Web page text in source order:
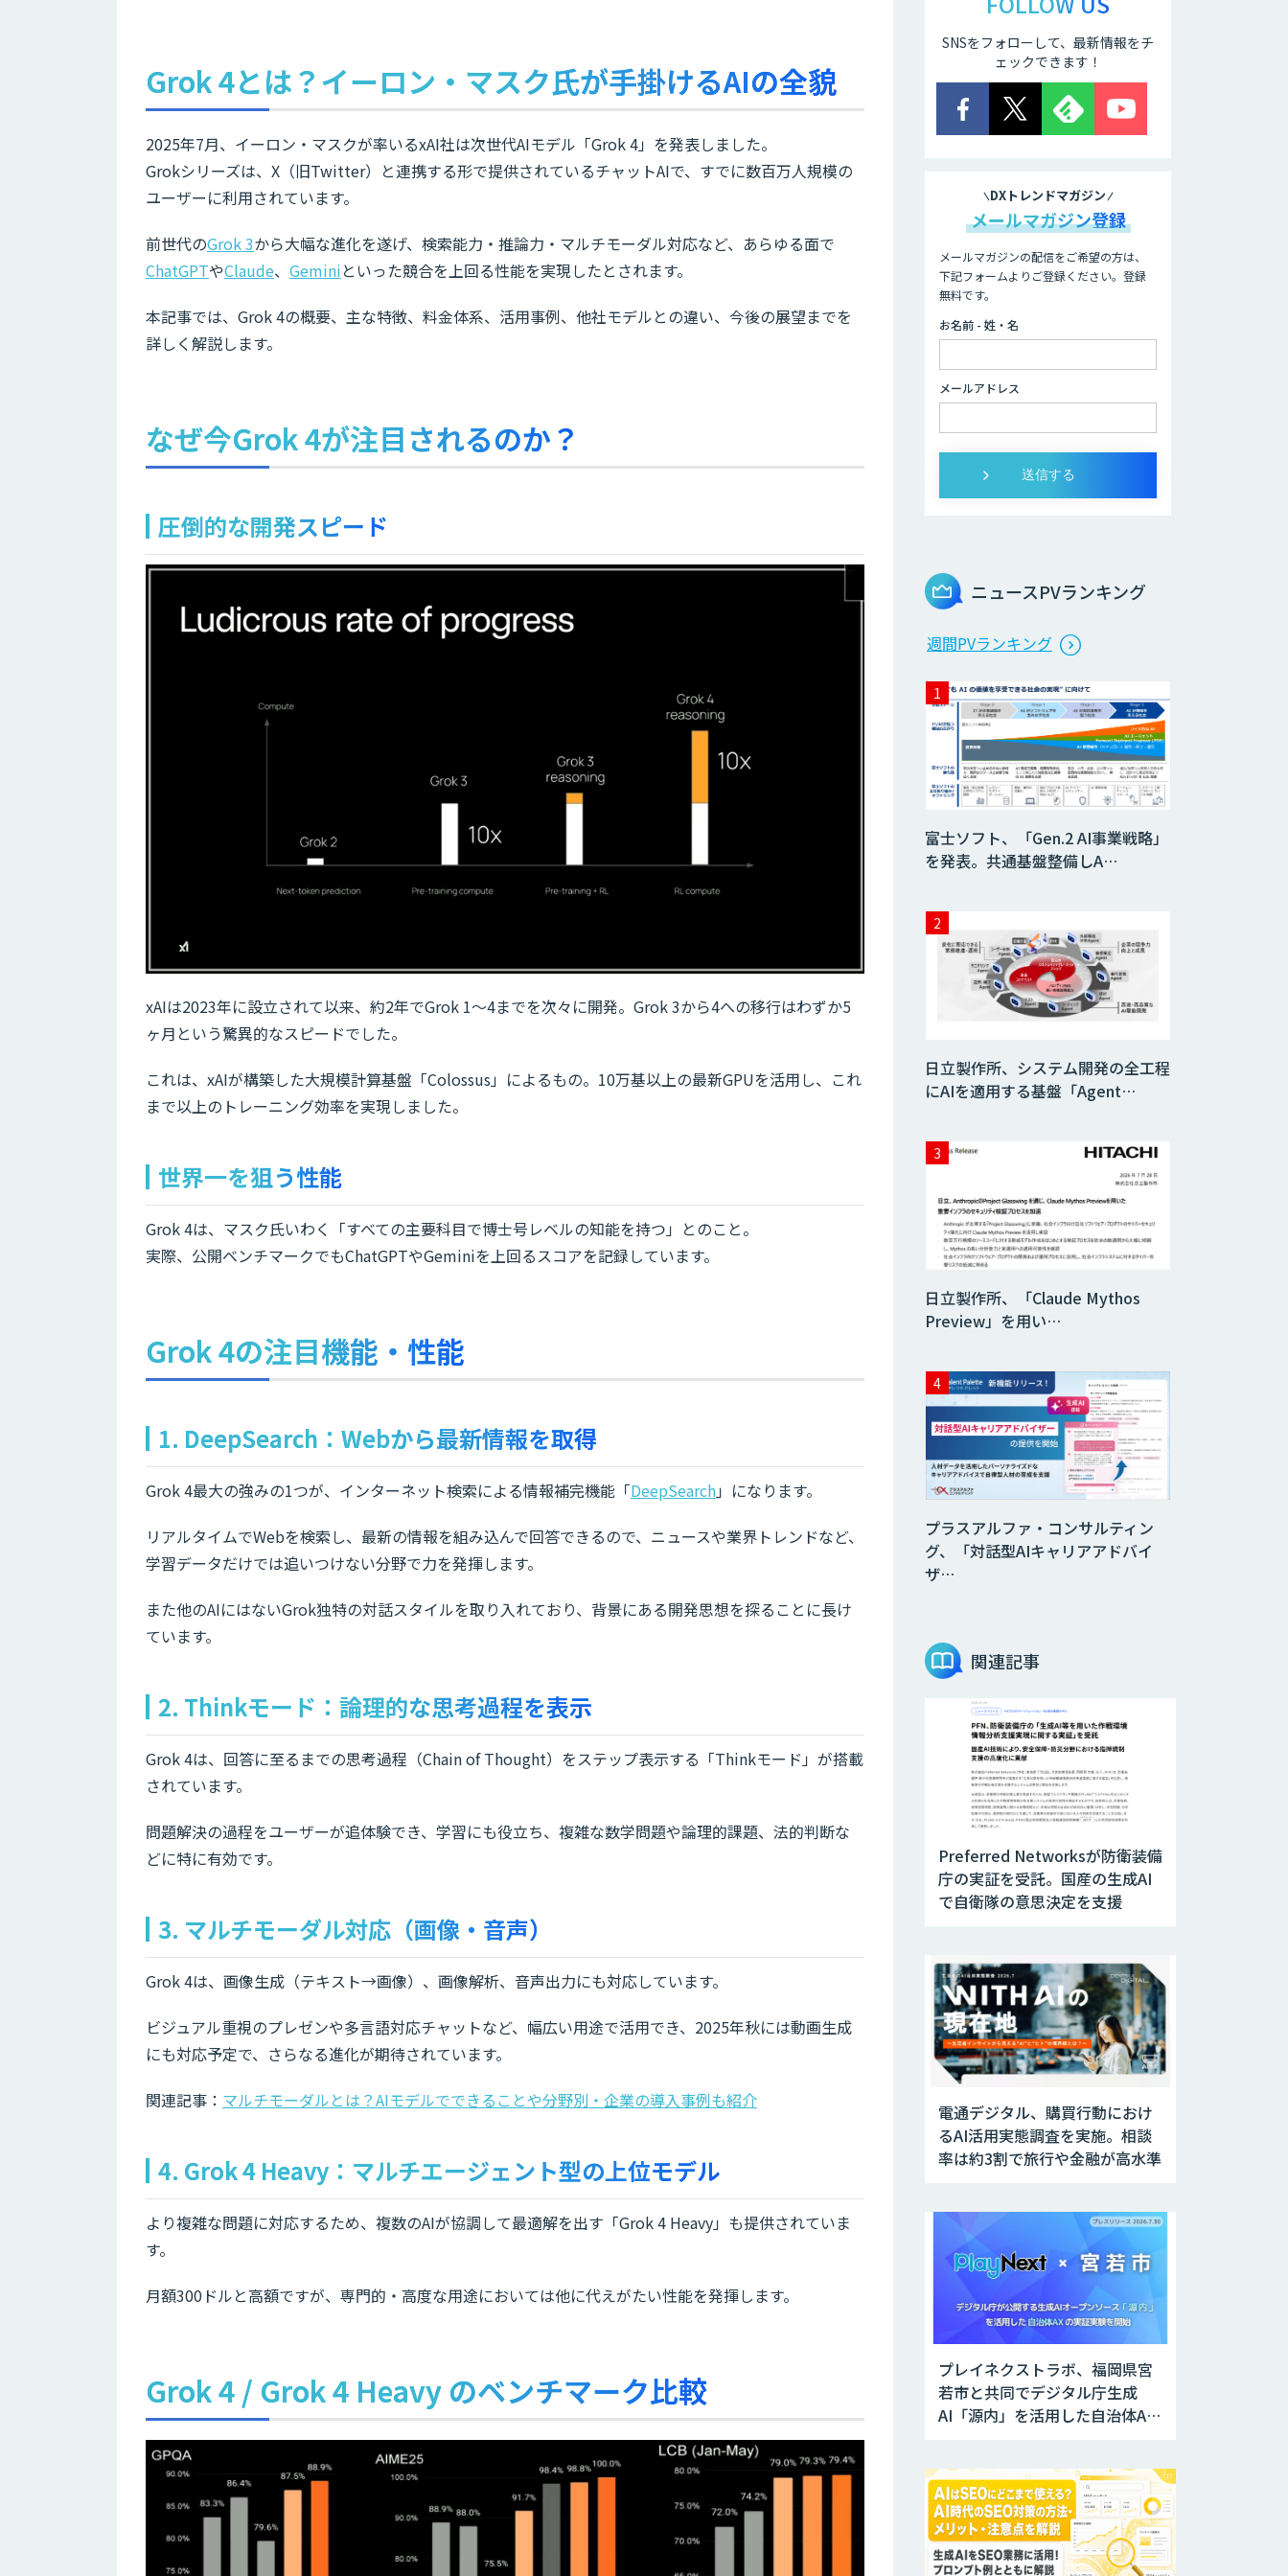
Grok 4とは？イーロン・マスク氏が手掛けるAIの全貌
2025年7月、イーロン・マスクが率いるxAI社は次世代AIモデル「Grok 4」を発表しました。
Grokシリーズは、X（旧Twitter）と連携する形で提供されているチャットAIで、すでに数百万人規模の
ユーザーに利用されています。
前世代のGrok 3から大幅な進化を遂げ、検索能力・推論力・マルチモーダル対応など、あらゆる面で
ChatGPTやClaude、 Geminiといった競合を上回る性能を実現したとされます。
本記事では、Grok 4の概要、主な特徴、料金体系、活用事例、他社モデルとの違い、今後の展望までを
詳しく解説します。
なぜ今Grok 4が注目されるのか？
圧倒的な開発スピード
xAIは2023年に設立されて以来、約2年でGrok 1〜4までを次々に開発。Grok 3から4への移行はわずか5
ヶ月という驚異的なスピードでした。
これは、xAIが構築した大規模計算基盤「Colossus」によるもの。10万基以上の最新GPUを活用し、これ
まで以上のトレーニング効率を実現しました。
世界一を狙う性能
Grok 4は、マスク氏いわく「すべての主要科目で博士号レベルの知能を持つ」とのこと。
実際、公開ベンチマークでもChatGPTやGeminiを上回るスコアを記録しています。
Grok 4の注目機能・性能
1. DeepSearch：Webから最新情報を取得
Grok 4最大の強みの1つが、インターネット検索による情報補完機能「DeepSearch」になります。
リアルタイムでWebを検索し、最新の情報を組み込んで回答できるので、ニュースや業界トレンドなど、
学習データだけでは追いつけない分野で力を発揮します。
また他のAIにはないGrok独特の対話スタイルを取り入れており、背景にある開発思想を探ることに長け
ています。
2. Thinkモード：論理的な思考過程を表示
Grok 4は、回答に至るまでの思考過程（Chain of Thought）をステップ表示する「Thinkモード」が搭載
されています。
問題解決の過程をユーザーが追体験でき、学習にも役立ち、複雑な数学問題や論理的課題、法的判断な
どに特に有効です。
3. マルチモーダル対応（画像・音声）
Grok 4は、画像生成（テキスト→画像）、画像解析、音声出力にも対応しています。
ビジュアル重視のプレゼンや多言語対応チャットなど、幅広い用途で活用でき、2025年秋には動画生成
にも対応予定で、さらなる進化が期待されています。
関連記事： マルチモーダルとは？AIモデルでできることや分野別・企業の導入事例も紹介
4. Grok 4 Heavy：マルチエージェント型の上位モデル
より複雑な問題に対応するため、複数のAIが協調して最適解を出す「Grok 4 Heavy」も提供されていま
す。
月額300ドルと高額ですが、専門的・高度な用途においては他に代えがたい性能を発揮します。
Grok 4 / Grok 4 Heavy のベンチマーク比較
SNSをフォローして、最新情報をチ
ェックできます！
DXトレンドマガジン
メールマガジン登録
メールマガジンの配信をご希望の方は、
下記フォームよりご登録ください。登録
無料です。
お名前 - 姓・名
メールアドレス
ニュースPVランキング
週間PVランキング
富士ソフト、「Gen.2 AI事業戦略」
を発表。共通基盤整備しA…
日立製作所、システム開発の全工程
にAIを適用する基盤「Agent…
日立製作所、「Claude Mythos
Preview」を用い…
プラスアルファ・コンサルティン
グ、「対話型AIキャリアアドバイ
ザ…
関連記事
Preferred Networksが防衛装備
庁の実証を受託。国産の生成AI
で自衛隊の意思決定を支援
電通デジタル、購買行動におけ
るAI活用実態調査を実施。相談
率は約3割で旅行や金融が高水準
プレイネクストラボ、福岡県宮
若市と共同でデジタル庁生成
AI「源内」を活用した自治体AX